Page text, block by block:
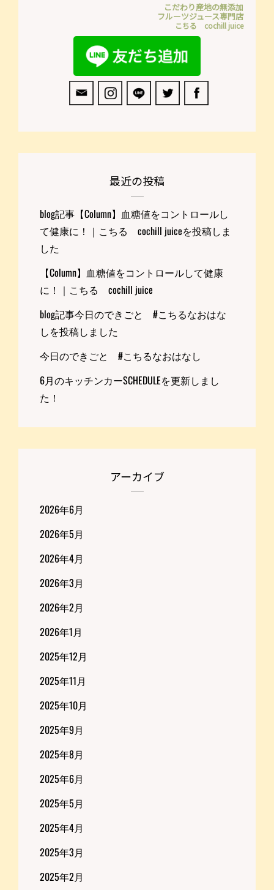
こだわり産地の無添加
フルーツジュース専門店
こちる cochill juice
最近の投稿
blog記事【Column】血糖値をコントロールし
て健康に！｜こちる cochill juiceを投稿しま
した
【Column】血糖値をコントロールして健康
に！｜こちる cochill juice
blog記事今日のできごと #こちるなおはな
しを投稿しました
今日のできごと #こちるなおはなし
6月のキッチンカーSCHEDULEを更新しまし
た！
アーカイブ
2026年6月
2026年5月
2026年4月
2026年3月
2026年2月
2026年1月
2025年12月
2025年11月
2025年10月
2025年9月
2025年8月
2025年6月
2025年5月
2025年4月
2025年3月
2025年2月